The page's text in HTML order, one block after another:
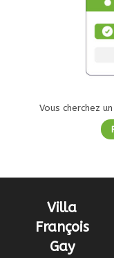
Vous cherchez
Villa
François
Gay